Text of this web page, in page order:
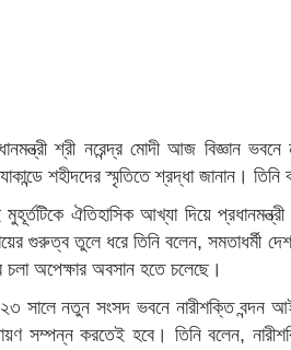
শ্রী নরেন্দ্র মোদী আজ বিজ্ঞান
শহীদদের স্মৃতিতে শ্রদ্ধা জানান।
ঐতিহাসিক আখ্যা দিয়ে
গুরুত্ব তুলে ধরে তিনি বলেন, সমতাধর্মী
চলা অপেক্ষার অবসান হতে চলেছে।
সালে নতুন সংসদ ভবনে নারীশক্তি বন্দন
সম্পন্ন করতেই হবে। তিনি বলেন,